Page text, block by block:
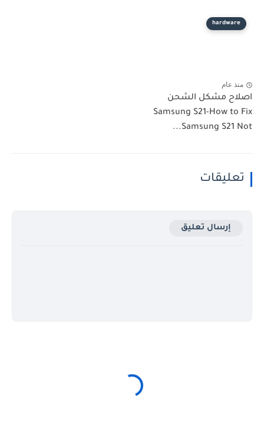
hardware
منذ عام
اصلاح مشكل الشحن
Samsung S21-How to Fix
Samsung S21 Not...
تعليقات
إرسال تعليق